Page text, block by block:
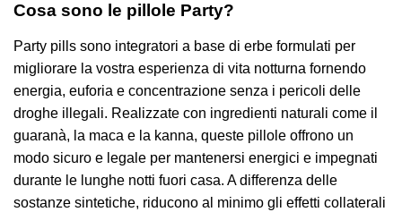
Cosa sono le pillole Party?
Party pills sono integratori a base di erbe formulati per
migliorare la vostra esperienza di vita notturna fornendo
energia, euforia e concentrazione senza i pericoli delle
droghe illegali. Realizzate con ingredienti naturali come il
guaranà, la maca e la kanna, queste pillole offrono un
modo sicuro e legale per mantenersi energici e impegnati
durante le lunghe notti fuori casa. A differenza delle
sostanze sintetiche, riducono al minimo gli effetti collaterali